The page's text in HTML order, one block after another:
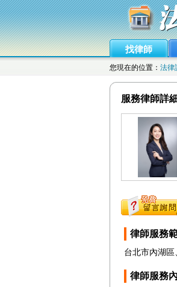
找律師
您現在的位置： 法律
服務律師詳
律師服務
台北市內湖
律師服務